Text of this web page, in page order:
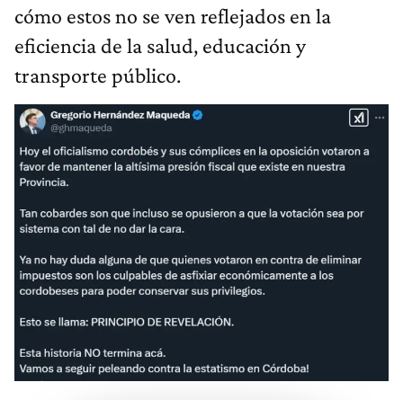
cómo estos no se ven reflejados en la
eficiencia de la salud, educación y
transporte público.